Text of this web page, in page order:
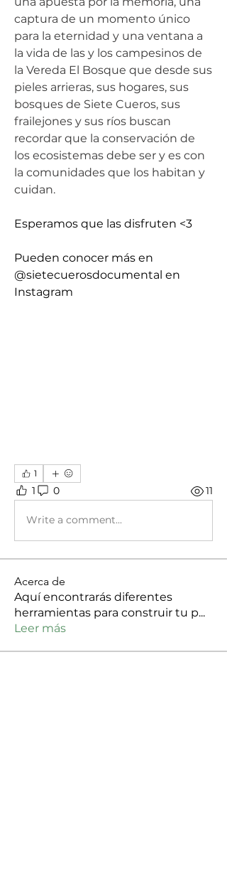
captura de un momento único
para la eternidad y una ventana a
la vida de las y los campesinos de
la Vereda El Bosque que desde sus
pieles arrieras, sus hogares, sus
bosques de Siete Cueros, sus
frailejones y sus ríos buscan
recordar que la conservación de
los ecosistemas debe ser y es con
la comunidades que los habitan y
cuidan.
Esperamos que las disfruten <3
Pueden conocer más en
@sietecuerosdocumental en
Instagram
1
1 0 11
Write a comment...
Acerca de
Aquí encontrarás diferentes
herramientas para construir tu p...
Leer más